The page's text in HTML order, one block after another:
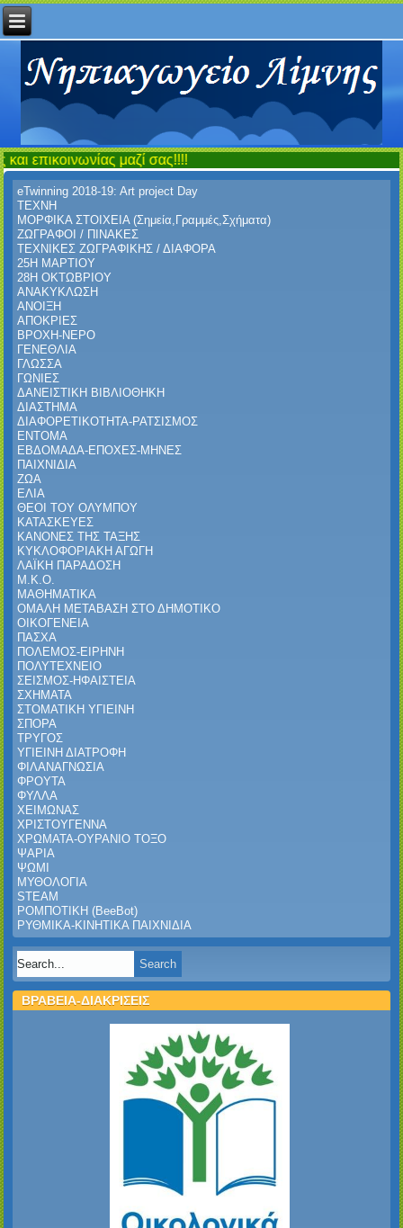
μαζί σας!!!!
eTwinning 2018-19: Art project Day
ΤΕΧΝΗ
ΜΟΡΦΙΚΑ ΣΤΟΙΧΕΙΑ (Σημεία,Γραμμές,Σχήματα)
ΖΩΓΡΑΦΟΙ / ΠΙΝΑΚΕΣ
ΤΕΧΝΙΚΕΣ ΖΩΓΡΑΦΙΚΗΣ / ΔΙΑΦΟΡΑ
25Η ΜΑΡΤΙΟΥ
28Η ΟΚΤΩΒΡΙΟΥ
ΑΝΑΚΥΚΛΩΣΗ
ΑΝΟΙΞΗ
ΑΠΟΚΡΙΕΣ
ΒΡΟΧΗ-ΝΕΡΟ
ΓΕΝΕΘΛΙΑ
ΓΛΩΣΣΑ
ΓΩΝΙΕΣ
ΔΑΝΕΙΣΤΙΚΗ ΒΙΒΛΙΟΘΗΚΗ
ΔΙΑΣΤΗΜΑ
ΔΙΑΦΟΡΕΤΙΚΟΤΗΤΑ-ΡΑΤΣΙΣΜΟΣ
ΕΝΤΟΜΑ
ΕΒΔΟΜΑΔΑ-ΕΠΟΧΕΣ-ΜΗΝΕΣ
ΠΑΙΧΝΙΔΙΑ
ΖΩΑ
ΕΛΙΑ
ΘΕΟΙ ΤΟΥ ΟΛΥΜΠΟΥ
ΚΑΤΑΣΚΕΥΕΣ
ΚΑΝΟΝΕΣ ΤΗΣ ΤΑΞΗΣ
ΚΥΚΛΟΦΟΡΙΑΚΗ ΑΓΩΓΗ
ΛΑΪΚΗ ΠΑΡΑΔΟΣΗ
Μ.Κ.Ο.
ΜΑΘΗΜΑΤΙΚΑ
ΟΜΑΛΗ ΜΕΤΑΒΑΣΗ ΣΤΟ ΔΗΜΟΤΙΚΟ
ΟΙΚΟΓΕΝΕΙΑ
ΠΑΣΧΑ
ΠΟΛΕΜΟΣ-ΕΙΡΗΝΗ
ΠΟΛΥΤΕΧΝΕΙΟ
ΣΕΙΣΜΟΣ-ΗΦΑΙΣΤΕΙΑ
ΣΧΗΜΑΤΑ
ΣΤΟΜΑΤΙΚΗ ΥΓΙΕΙΝΗ
ΣΠΟΡΑ
ΤΡΥΓΟΣ
ΥΓΙΕΙΝΗ ΔΙΑΤΡΟΦΗ
ΦΙΛΑΝΑΓΝΩΣΙΑ
ΦΡΟΥΤΑ
ΦΥΛΛΑ
ΧΕΙΜΩΝΑΣ
ΧΡΙΣΤΟΥΓΕΝΝΑ
ΧΡΩΜΑΤΑ-ΟΥΡΑΝΙΟ ΤΟΞΟ
ΨΑΡΙΑ
ΨΩΜΙ
ΜΥΘΟΛΟΓΙΑ
STEAM
ΡΟΜΠΟΤΙΚΗ (BeeBot)
ΡΥΘΜΙΚΑ-ΚΙΝΗΤΙΚΑ ΠΑΙΧΝΙΔΙΑ
ΒΡΑΒΕΙΑ-ΔΙΑΚΡΙΣΕΙΣ